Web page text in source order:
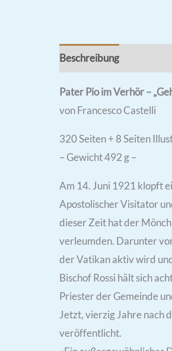
Beschreibung
Pater Pio im Verhör –
von Francesco Castelli
320 Seiten + 8 Seiten
– Gewicht 492 g –
Am 14. Juni 1921 klopft
Apostolischer Visitator
dieser Zeit hat der
verleumden. Darunter
der Vatikan aktiv wird
Bischof Rossi hält sich
Priester der Gemeinde
Jetzt, vierzig Jahre nach
veröffentlicht.